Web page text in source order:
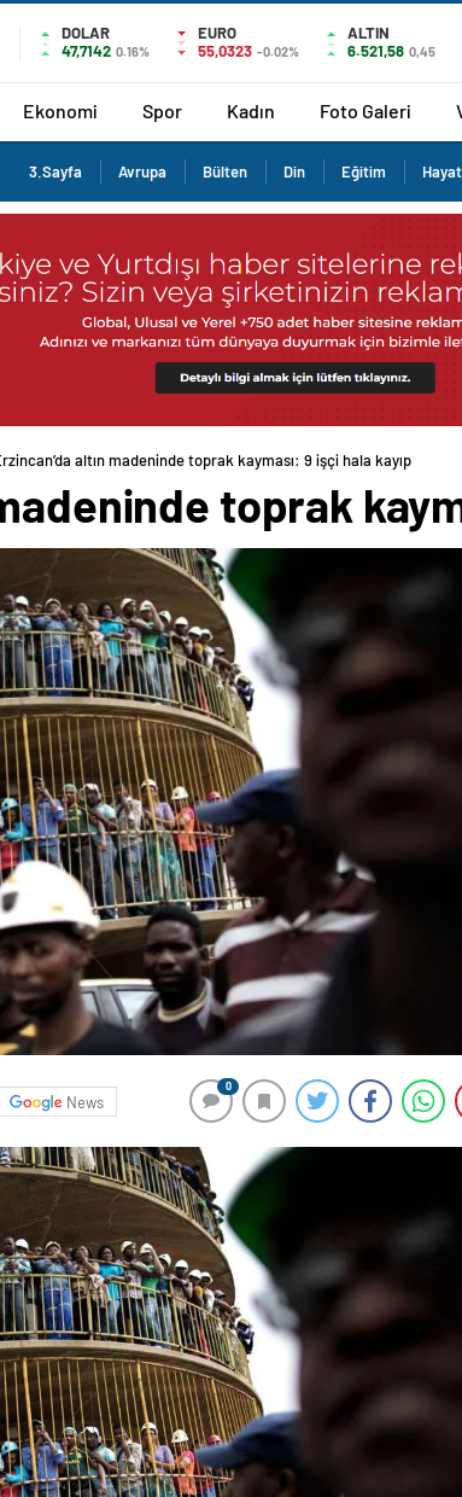
DOLAR
47,7142 0.16%
EURO
55,0323 -0.02%
ALTIN
6.521,58 0,45
Ekonomi Spor Kadın Foto Galeri
3.Sayfa Avrupa Bülten Din Eğitim Hayat
altın madeninde toprak kayması: 9 işçi hala kayıp
toprak
News
0